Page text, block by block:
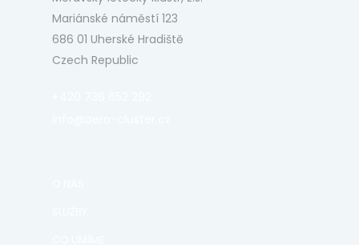
Mariánské náměstí 123
686 01 Uherské Hradiště
Czech Republic